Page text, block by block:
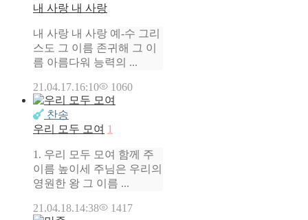
내 사랑 내 사랑
내 사랑 내 사랑 예-수 그리
스도 그 이름 존귀해 그 이
름 아름다워 능력의 ...
21.04.17.16:10 1060
찬송
우리 모두 모여 1
1. 우리 모두 모여 함께 주
이름 높이세 주님은 우리의
영원한 왕 그 이름 ...
21.04.18.14:38 1417